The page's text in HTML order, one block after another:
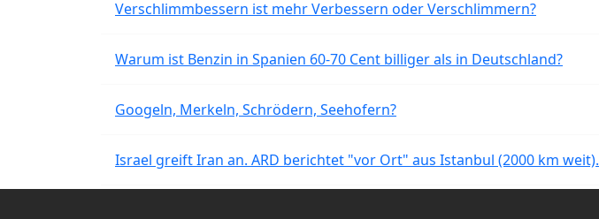
Verschlimmbessern ist mehr Verbessern oder Verschlimmern?
Warum ist Benzin in Spanien 60-70 Cent billiger als in Deutschland?
Googeln, Merkeln, Schrödern, Seehofern?
Israel greift Iran an. ARD berichtet "vor Ort" aus Istanbul (2000 km weit).